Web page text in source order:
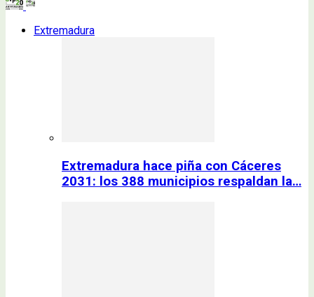
Extremadura
Extremadura hace piña con Cáceres
2031: los 388 municipios respaldan la…